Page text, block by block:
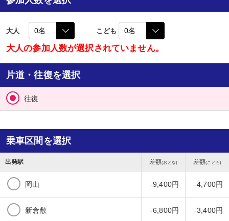
大人 こども
大人の参加人数が選択されていません。
片道・往復を選択
往復
乗車区間を選択
出発駅 差額(おとな) 差額(こども)
岡山 -9,400円 -4,700円
新倉敷 -6,800円 -3,400円